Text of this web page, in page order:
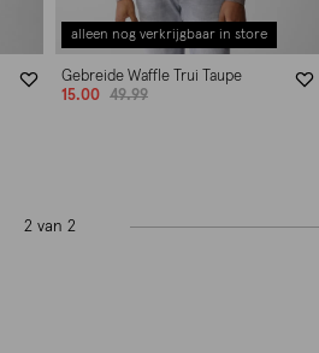
alleen nog verkrijgbaar in store
Gebreide Waffle Trui Taupe
15.00
49.99
2 van 2